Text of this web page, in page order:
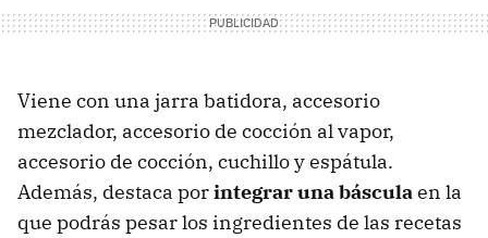
Viene con una jarra batidora, accesorio
mezclador, accesorio de cocción al vapor,
accesorio de cocción, cuchillo y espátula.
Además, destaca porintegrar una básculaen la
que podrás pesar los ingredientes de las recetas